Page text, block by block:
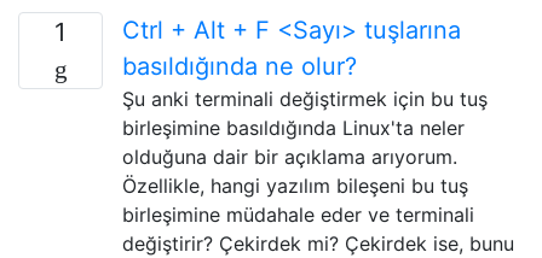
1
Ctrl + Alt + F <Sayı> tuşlarına
basıldığında ne olur?
Şu anki terminali değiştirmek için bu tuş
birleşimine basıldığında Linux'ta neler
olduğuna dair bir açıklama arıyorum.
Özellikle, hangi yazılım bileşeni bu tuş
birleşimine müdahale eder ve terminali
değiştirir? Çekirdek mi? Çekirdek ise, bunu